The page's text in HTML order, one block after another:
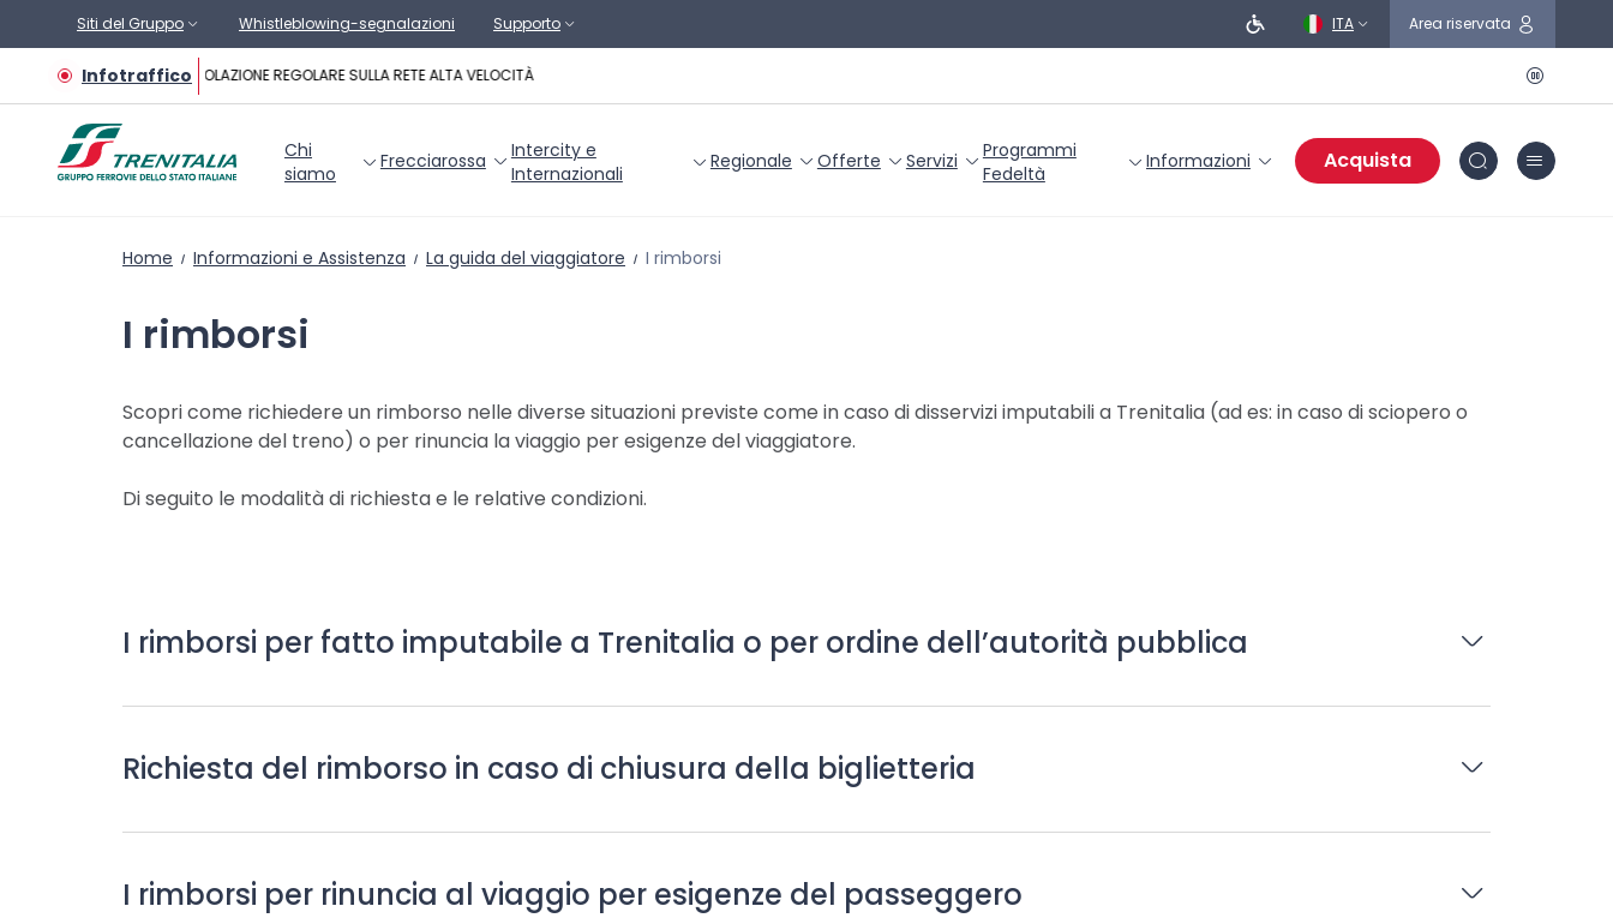
Vai al contenuto principale
Siti del Gruppo Whistleblowing-segnalazioni Supporto ITA Area riservata
InfotrafficoCIRCOLAZIONE REGOLARE SULLA RETE ALTA VELOCITÀ
Chi
siamo
Frecciarossa
Intercity e
Internazionali
Regionale Offerte Servizi
Programmi
Fedeltà
Informazioni Acquista
Home Informazioni e Assistenza La guida del viaggiatore I rimborsi
I rimborsi
Scopri come richiedere un rimborso nelle diverse situazioni previste come in caso di disservizi imputabili a Trenitalia (ad es: in caso di sciopero o
cancellazione del treno) o per rinuncia la viaggio per esigenze del viaggiatore.
Di seguito le modalità di richiesta e le relative condizioni.
I rimborsi per fatto imputabile a Trenitalia o per ordine dell’autorità pubblica
Richiesta del rimborso in caso di chiusura della biglietteria
I rimborsi per rinuncia al viaggio per esigenze del passeggero